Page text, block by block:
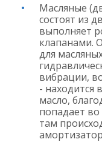
Масляные
состоят из
выполняет
клапанами.
для
вибрации,
- находится
масло,
попадает
там